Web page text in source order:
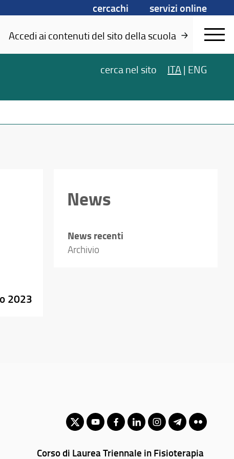
cercachi
servizi online
Accedi ai contenuti del sito della scuola
cerca nel sito ITA | ENG
2023
News
News recenti
Archivio
Corso di Laurea Triennale in Fisioterapia